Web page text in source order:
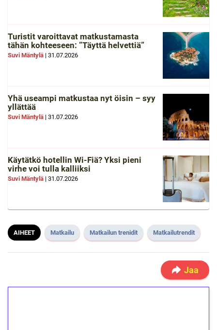
Turistit varoittavat matkustamasta
tähän kohteeseen: ”Täyttä helvettiä”
Suvi Mäntylä | 31.07.2026
Yhä useampi matkustaa nyt öisin – syy
yllättää
Suvi Mäntylä | 31.07.2026
Käytätkö hotellin Wi-Fiä? Yksi pieni
virhe voi tulla kalliiksi
Suvi Mäntylä | 31.07.2026
AIHEET Matkailu Matkailun trenidit Matkailutrendit
Jaa